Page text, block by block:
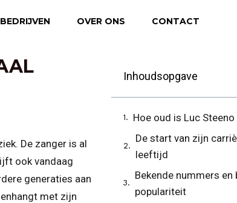
OVER ONS CONTACT
De zanger is al
ook vandaag
generaties aan
met zijn
Inhoudsopgave
Hoe oud is Luc Steeno
De start van zijn
leeftijd
Bekende nummers en
populariteit